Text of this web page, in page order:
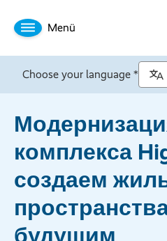
Menü
Choose your language *
комплекса
создаем
будущим